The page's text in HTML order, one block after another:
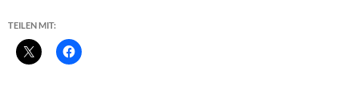
TEILEN MIT: